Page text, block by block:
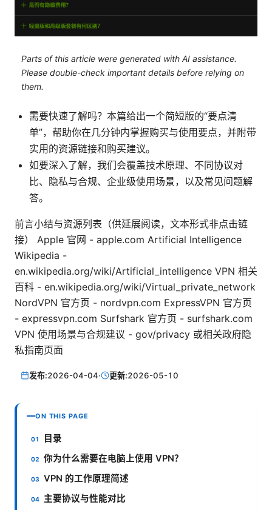
Parts of this article were generated with AI assistance.
Please double-check important details before relying on
them.
需要快速了解吗？本篇给出一个简短版的“要点清
单”，帮助你在几分钟内掌握购买与使用要点，并附带
实用的资源链接和购买建议。
如要深入了解，我们会覆盖技术原理、不同协议对
比、隐私与合规、企业级使用场景，以及常见问题解
答。
前言小结与资源列表（供延展阅读，文本形式非点击链
接） Apple 官网 - apple.com Artificial Intelligence
Wikipedia -
en.wikipedia.org/wiki/Artificial_intelligence VPN 相关
百科 - en.wikipedia.org/wiki/Virtual_private_network
NordVPN 官方页 - nordvpn.com ExpressVPN 官方页
- expressvpn.com Surfshark 官方页 - surfshark.com
VPN 使用场景与合规建议 - gov/privacy 或相关政府隐
私指南页面
发布:2026-04-04· 更新:2026-05-10
ON THIS PAGE
目录
你为什么需要在电脑上使用 VPN？
VPN 的工作原理简述
主要协议与性能对比